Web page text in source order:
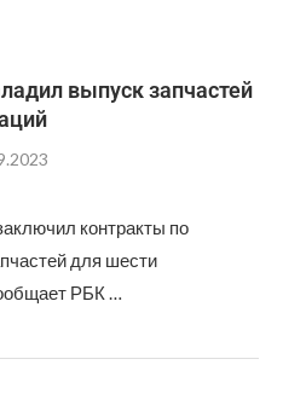
выпуск запчастей
контракты по
для шести
РБК …